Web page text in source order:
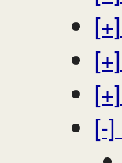
[+]
[+]
[+]
[-]